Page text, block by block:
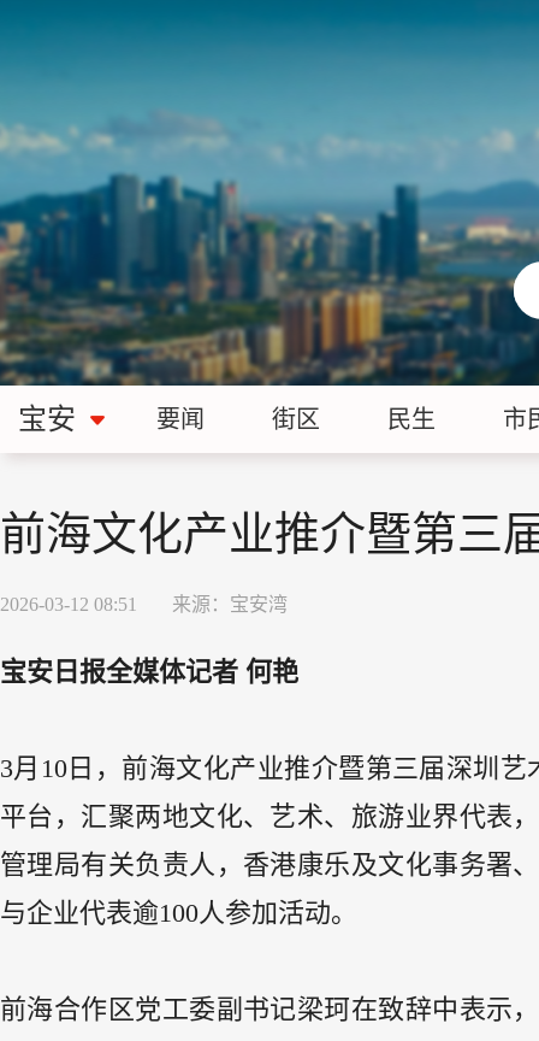
宝安 要闻 街区 民生 市
前海文化产业推介暨第三
2026-03-12 08:51 来源： 宝安湾
宝安日报全媒体记者 何艳
3月10日，前海文化产业推介暨第三届深圳
平台，汇聚两地文化、艺术、旅游业界代表
管理局有关负责人，香港康乐及文化事务署
与企业代表逾100人参加活动。
前海合作区党工委副书记梁珂在致辞中表示